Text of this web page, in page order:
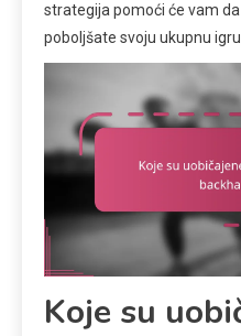
strategija pomoći će vam
poboljšate svoju ukupnu
Koje su